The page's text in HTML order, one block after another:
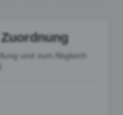
und zum Abgleich